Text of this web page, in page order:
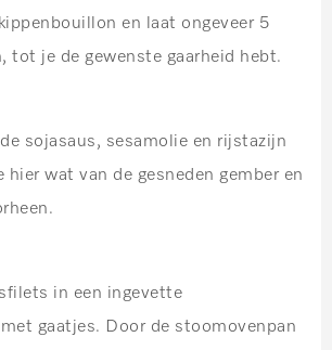
en laat ongeveer 5
tot je de gewenste gaarheid hebt.
sojasaus, sesamolie en rijstazijn
hier wat van de gesneden gember en
in een ingevette
gaatjes. Door de stoomovenpan